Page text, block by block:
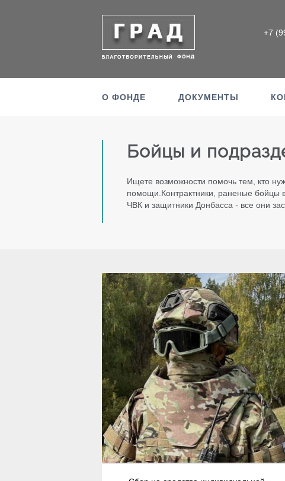
+7
О ФОНДЕ ДОКУМЕНТЫ
Бойцы и
Ищете возможности помочь тем, кто
помощи.Контрактники, раненые бойцы
ЧВК и защитники Донбасса - все они